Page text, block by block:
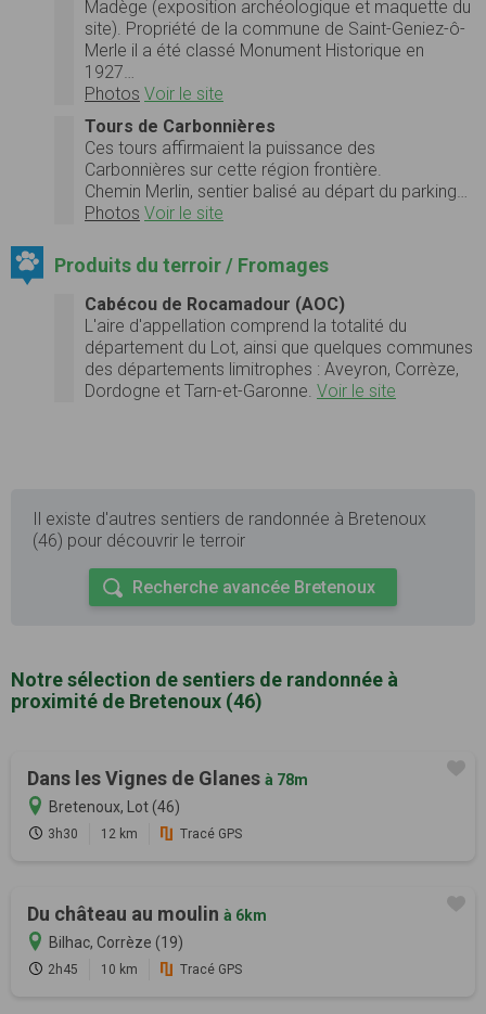
Madège (exposition archéologique et maquette du
site). Propriété de la commune de Saint-Geniez-ô-
Merle il a été classé Monument Historique en
1927…
Photos Voir le site
Tours de Carbonnières
Ces tours affirmaient la puissance des
Carbonnières sur cette région frontière.
Chemin Merlin, sentier balisé au départ du parking…
Photos Voir le site
Produits du terroir / Fromages
Cabécou de Rocamadour (AOC)
L'aire d'appellation comprend la totalité du
département du Lot, ainsi que quelques communes
des départements limitrophes : Aveyron, Corrèze,
Dordogne et Tarn-et-Garonne. Voir le site
Il existe d'autres sentiers de randonnée à Bretenoux
(46) pour découvrir le terroir
Recherche avancée Bretenoux
Notre sélection de sentiers de randonnée à
proximité de Bretenoux (46)
Dans les Vignes de Glanes à 78m
Bretenoux, Lot (46)
3h30 12 km Tracé GPS
Du château au moulin à 6km
Bilhac, Corrèze (19)
2h45 10 km Tracé GPS